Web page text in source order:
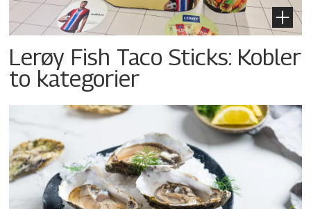
Lerøy Fish Taco Sticks: Kobler
to kategorier